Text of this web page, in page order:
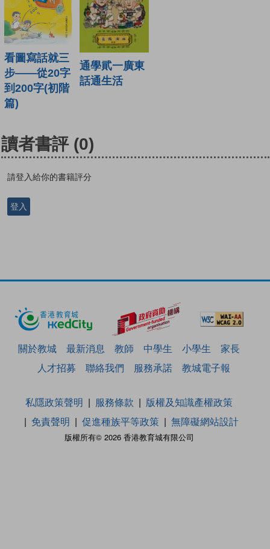
看圖寫話就三
步——從20字
到200字(初階
篇)
通學貮一廣東
話通生活
讀者書評 (0)
請登入給你的書籍評分
登入
關於教城 最新消息 教師 中學生 小學生
家長
人才招募
聯絡我們 服務承諾 教城電子報
版權所有© 2026 香港教育城有限公司
私隱政策聲明 服務條款
版權及知識產權政策
免責聲明
促進種族平等政策 無障礙網站設計